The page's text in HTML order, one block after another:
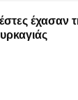
έχασαν